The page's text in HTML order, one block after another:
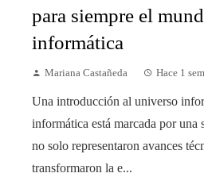
para siempre el
informática
Mariana Castañeda Hace 1
Una introducción al universo
informática está marcada por una
no solo representaron avances
transformaron la e...